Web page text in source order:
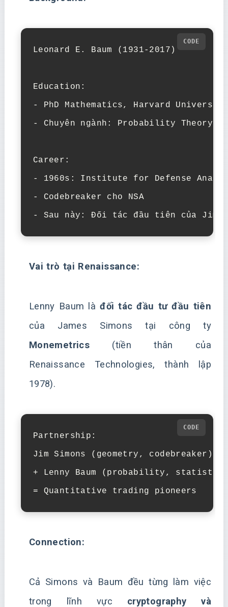
Leonard E. Baum (1931-2017)
Education:
- PhD Mathematics, Harvard
- Chuyên ngành: Probability Theory,
Career:
- 1960s: Institute for Defense
- Codebreaker cho NSA
- Sau này: Đối tác đầu tiên của Jim
Vai trò tại Renaissance:
Lenny Baum làđối tác đầu tư đầu tiên
của James Simons tại công ty
Monemetrics (tiền thân của
Renaissance Technologies, thành lập
1978).
Partnership:
Jim Simons (geometry, codebreaker)
+ Lenny Baum (probability,
= Quantitative trading pioneers
Connection:
Cả Simons và Baum đều từng làm việc
trong lĩnh vực cryptography và